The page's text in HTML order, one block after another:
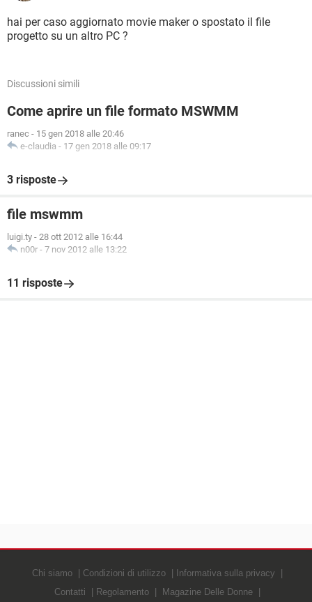
hai per caso aggiornato movie maker o spostato il file
progetto su un altro PC ?
Discussioni simili
Come aprire un file formato MSWMM
ranec - 15 gen 2018 alle 20:46
e-claudia - 17 gen 2018 alle 09:17
3 risposte
file mswmm
luigi.ty - 28 ott 2012 alle 16:44
n00r - 7 nov 2012 alle 13:22
11 risposte
Chi siamo Condizioni di utilizzo
Informativa sulla privacy
Contatti
Regolamento Magazine Delle Donne